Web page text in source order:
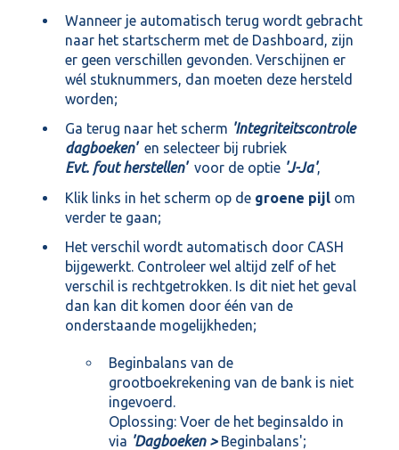
Wanneer je automatisch terug wordt gebracht
naar het startscherm met de Dashboard, zijn
er geen verschillen gevonden. Verschijnen er
wél stuknummers, dan moeten deze hersteld
worden;
Ga terug naar het scherm 'Integriteitscontrole
dagboeken' en selecteer bij rubriek
Evt. fout herstellen' voor de optie 'J-Ja',
Klik links in het scherm op de groene pijl om
verder te gaan;
Het verschil wordt automatisch door CASH
bijgewerkt. Controleer wel altijd zelf of het
verschil is rechtgetrokken. Is dit niet het geval
dan kan dit komen door één van de
onderstaande mogelijkheden;
Beginbalans van de
grootboekrekening van de bank is niet
ingevoerd.
Oplossing: Voer de het beginsaldo in
via 'Dagboeken >Beginbalans';